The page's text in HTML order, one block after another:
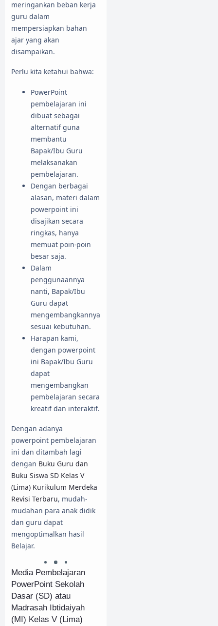
meringankan beban kerja
guru dalam
mempersiapkan bahan
ajar yang akan
disampaikan.
Perlu kita ketahui bahwa:
PowerPoint
pembelajaran ini
dibuat sebagai
alternatif guna
membantu
Bapak/Ibu Guru
melaksanakan
pembelajaran.
Dengan berbagai
alasan, materi dalam
powerpoint ini
disajikan secara
ringkas, hanya
memuat poin-poin
besar saja.
Dalam
penggunaannya
nanti, Bapak/Ibu
Guru dapat
mengembangkannya
sesuai kebutuhan.
Harapan kami,
dengan powerpoint
ini Bapak/Ibu Guru
dapat
mengembangkan
pembelajaran secara
kreatif dan interaktif.
Dengan adanya
powerpoint pembelajaran
ini dan ditambah lagi
dengan Buku Guru dan
Buku Siswa SD Kelas V
(Lima) Kurikulum Merdeka
Revisi Terbaru, mudah-
mudahan para anak didik
dan guru dapat
mengoptimalkan hasil
Belajar.
Media Pembelajaran
PowerPoint Sekolah
Dasar (SD) atau
Madrasah Ibtidaiyah
(MI) Kelas V (Lima)